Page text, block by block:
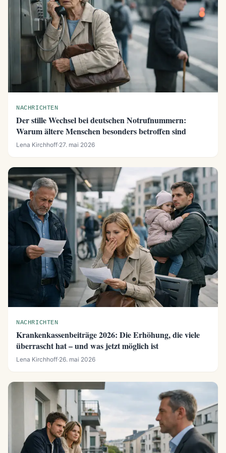
NACHRICHTEN
Der stille Wechsel bei deutschen Notrufnummern:
Warum ältere Menschen besonders betroffen sind
Lena Kirchhoff·27. mai 2026
NACHRICHTEN
Krankenkassenbeiträge 2026: Die Erhöhung, die viele
überrascht hat – und was jetzt möglich ist
Lena Kirchhoff·26. mai 2026